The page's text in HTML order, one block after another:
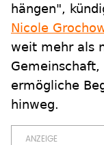
hängen",
Nicole
weit mehr als
ermögliche
hinweg.